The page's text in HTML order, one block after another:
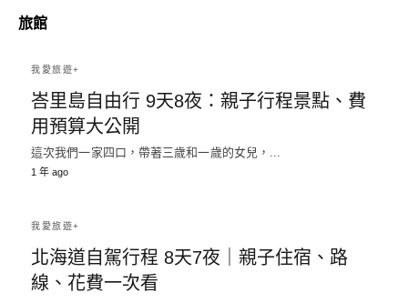
旅館
我愛旅遊+
峇里島自由行 9天8夜：親子行程景點、費
用預算大公開
這次我們一家四口，帶著三歲和一歲的女兒，...
1 年 ago
我愛旅遊+
北海道自駕行程 8天7夜｜親子住宿、路
線、花費一次看